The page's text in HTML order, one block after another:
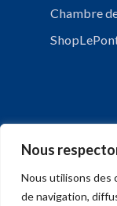
Nous
Nous utilisons des
de navigation,
Chambre